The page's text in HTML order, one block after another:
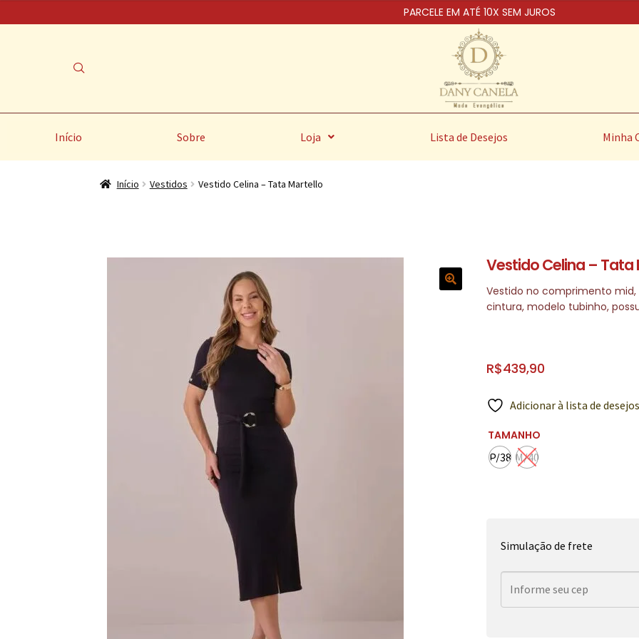
PARCELE EM ATÉ 10X SEM JUROS
Início Sobre Loja Lista de Desejos Minha
Início Vestidos Vestido Celina – Tata Martello
Vestido Celina – Tata
Vestido no comprimento
cintura, modelo tubinho,
R$439,90
Adicionar à lista de desejos
TAMANHO
P/38 M/40
Simulação de frete